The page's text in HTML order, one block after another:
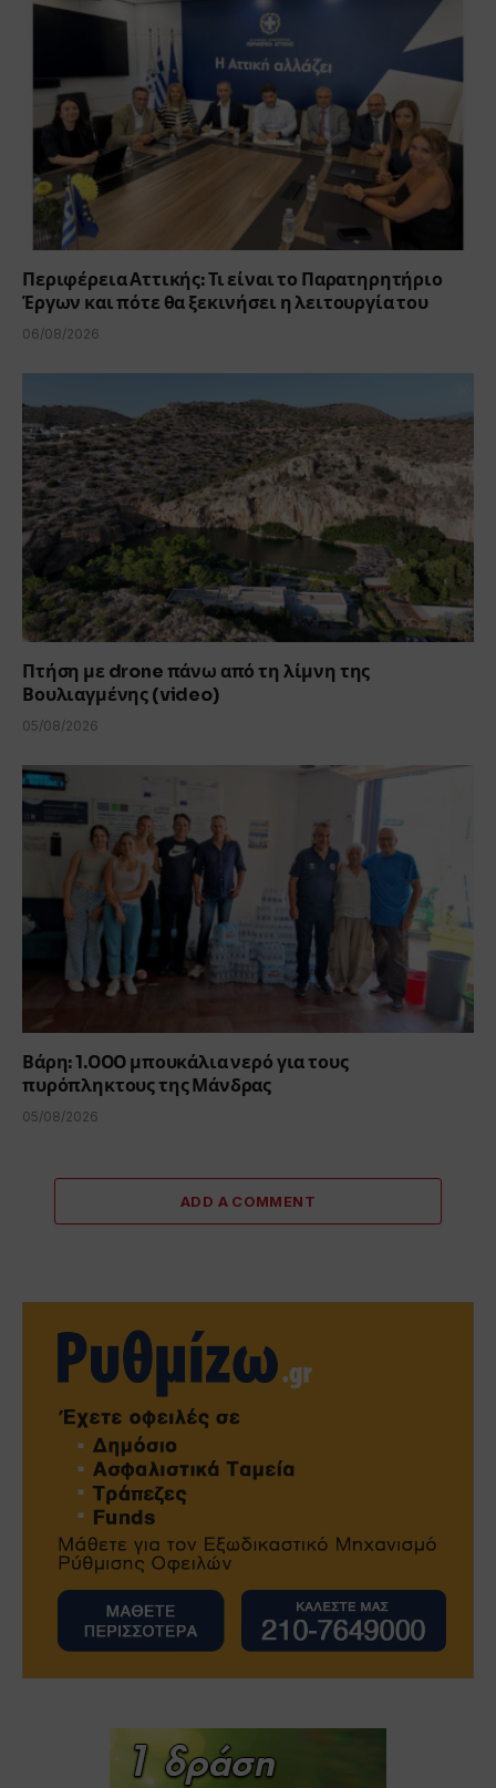
Περιφέρεια Αττικής: Τι είναι το Παρατηρητήριο
Έργων και πότε θα ξεκινήσει η λειτουργία του
06/08/2026
Πτήση με drone πάνω από τη λίμνη της
Βουλιαγμένης (video)
05/08/2026
Βάρη: 1.000 μπουκάλια νερό για τους
πυρόπληκτους της Μάνδρας
05/08/2026
ADD A COMMENT